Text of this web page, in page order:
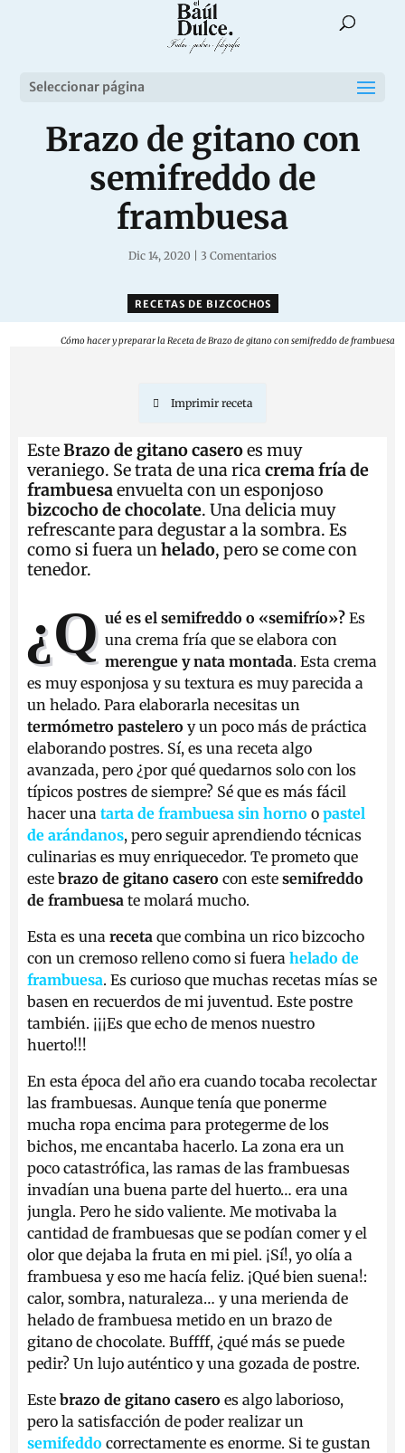
Seleccionar página
Brazo de gitano con
semifreddo de
frambuesa
Dic 14, 2020 3 Comentarios
RECETAS DE BIZCOCHOS
Cómo hacer y preparar la Receta de Brazo de gitano con semifreddo de frambuesa
Imprimir receta
EsteBrazo de gitano caseroes muy
veraniego. Se trata de una ricacrema fría de
frambuesaenvuelta con un esponjoso
bizcocho de chocolate. Una delicia muy
refrescante para degustar a la sombra. Es
como si fuera unhelado, pero se come con
tenedor.
¿Q ué es el semifreddo o «semifrío»?Es
una crema fría que se elabora con
merengue y nata montada. Esta crema
es muy esponjosa y su textura es muy parecida a
un helado. Para elaborarla necesitas un
termómetro pastelero y un poco más de práctica
elaborando postres. Sí, es una receta algo
avanzada, pero ¿por qué quedarnos solo con los
típicos postres de siempre? Sé que es más fácil
hacer unatarta de frambuesa sin horno o pastel
de arándanos, pero seguir aprendiendo técnicas
culinarias es muy enriquecedor. Te prometo que
estebrazo de gitano casero con estesemifreddo
de frambuesa te molará mucho.
Esta es unareceta que combina un rico bizcocho
con un cremoso relleno como si fuerahelado de
frambuesa. Es curioso que muchas recetas mías se
basen en recuerdos de mi juventud. Este postre
también. ¡¡¡Es que echo de menos nuestro
huerto!!!
En esta época del año era cuando tocaba recolectar
las frambuesas. Aunque tenía que ponerme
mucha ropa encima para protegerme de los
bichos, me encantaba hacerlo. La zona era un
poco catastrófica, las ramas de las frambuesas
invadían una buena parte del huerto… era una
jungla. Pero he sido valiente. Me motivaba la
cantidad de frambuesas que se podían comer y el
olor que dejaba la fruta en mi piel. ¡Sí!, yo olía a
frambuesa y eso me hacía feliz. ¡Qué bien suena!:
calor, sombra, naturaleza… y una merienda de
helado de frambuesa metido en un brazo de
gitano de chocolate. Buffff, ¿qué más se puede
pedir? Un lujo auténtico y una gozada de postre.
Estebrazo de gitano casero es algo laborioso,
pero la satisfacción de poder realizar un
semifeddo correctamente es enorme. Si te gustan